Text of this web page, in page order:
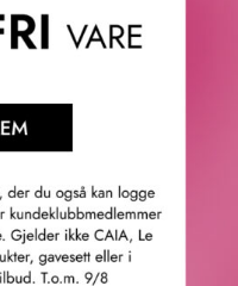
AMERICAN CREW
BEARD CONDITIONER
100 ML
335KR